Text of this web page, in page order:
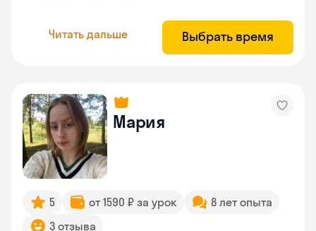
Читать дальше Выбрать время
Мария
5 от 1590 ₽ за урок
8 лет опыта
3 отзыва